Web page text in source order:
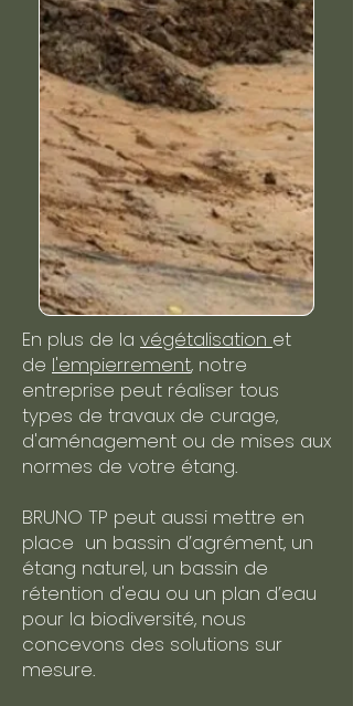
En plus de la végétalisation et
de l'empierrement, notre
entreprise peut réaliser tous
types de travaux de curage,
d'aménagement ou de mises aux
normes de votre étang.
BRUNO TP peut aussi mettre en
place un bassin d’agrément, un
étang naturel, un bassin de
rétention d'eau ou un plan d’eau
pour la biodiversité, nous
concevons des solutions sur
mesure.